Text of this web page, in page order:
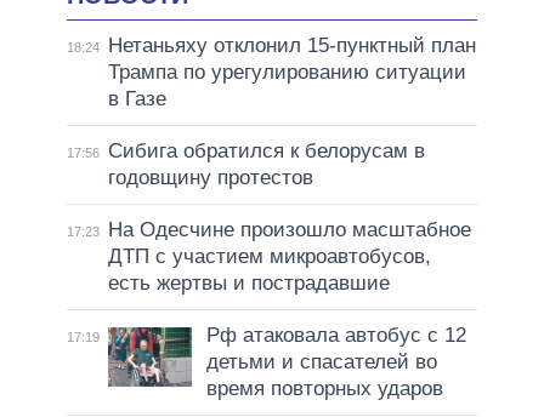
18:24
Нетаньяху отклонил 15-пунктный план
Трампа по урегулированию ситуации
в Газе
17:56
Сибига обратился к белорусам в
годовщину протестов
17:23
На Одесчине произошло масштабное
ДТП с участием микроавтобусов,
есть жертвы и пострадавшие
17:19
Рф атаковала автобус с 12
детьми и спасателей во
время повторных ударов